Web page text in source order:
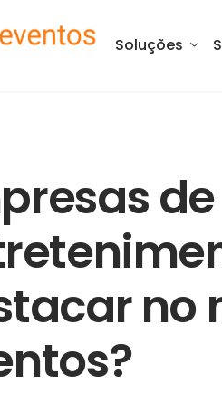
Soluções
de
no